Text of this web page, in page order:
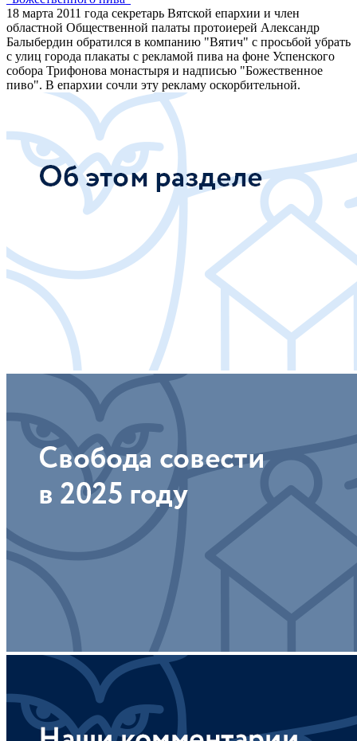
18 марта 2011 года секретарь Вятской епархии и член
областной Общественной палаты протоиерей Александр
Балыбердин обратился в компанию "Вятич" с просьбой убрать
с улиц города плакаты с рекламой пива на фоне Успенского
собора Трифонова монастыря и надписью "Божественное
пиво". В епархии сочли эту рекламу оскорбительной.